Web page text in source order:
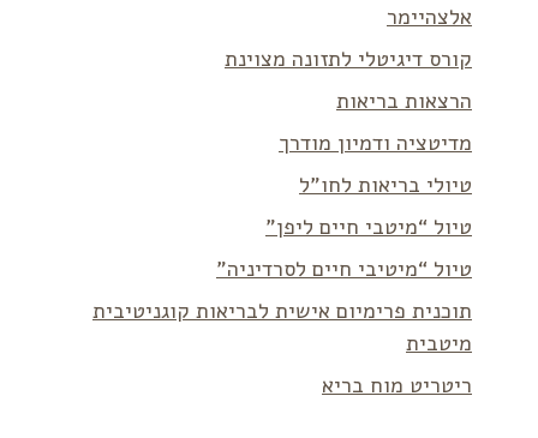
אלצהיימר
קורס דיגיטלי לתזונה מצוינת
הרצאות בריאות
מדיטציה ודמיון מודרך
טיולי בריאות לחו”ל
טיול “מיטבי חיים ליפן”
טיול “מיטיבי חיים לסרדיניה”
תוכנית פרימיום אישית לבריאות קוגניטיבית
מיטבית
ריטריט מוח בריא